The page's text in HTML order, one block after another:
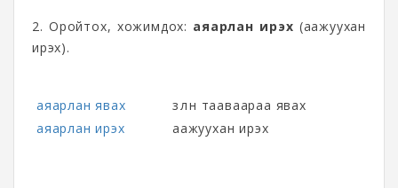
2. Оройтох, хожимдох: аяарлан ирэх (аажуухан
ирэх).
аяарлан явах
зөөлөн тааваараа явах
аяарлан ирэх
аажуухан ирэх